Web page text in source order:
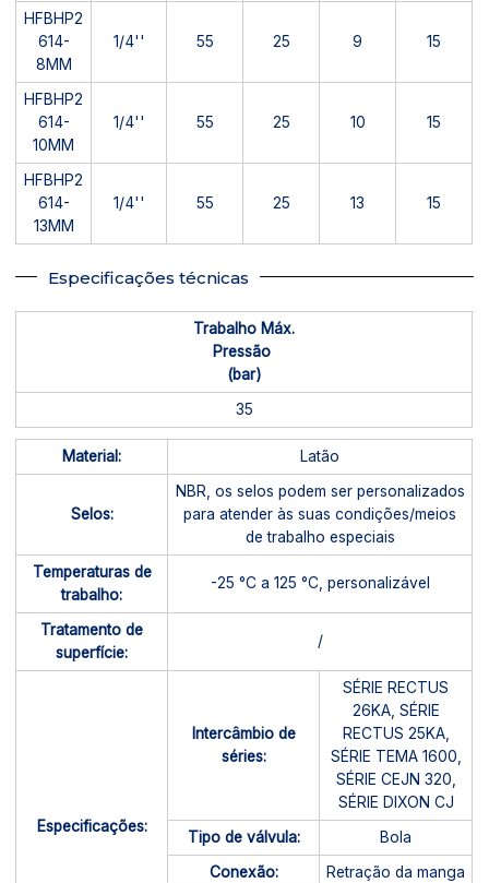
HFBHP2
614-
8MM
1/4'' 55 25 9 15
HFBHP2
614-
10MM
1/4'' 55 25 10 15
HFBHP2
614-
13MM
1/4'' 55 25 13 15
Especificações técnicas
Trabalho Máx.
Pressão
(bar)
35
Material: Latão
Selos:
NBR, os selos podem ser personalizados
para atender às suas condições/meios
de trabalho especiais
Temperaturas de
trabalho:
-25 °C a 125 °C, personalizável
Tratamento de
superfície:
/
Especificações:
Intercâmbio de
séries:
SÉRIE RECTUS
26KA, SÉRIE
RECTUS 25KA,
SÉRIE TEMA 1600,
SÉRIE CEJN 320,
SÉRIE DIXON CJ
Tipo de válvula:
Bola
Conexão:
Retração da manga